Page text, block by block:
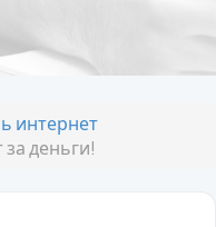
интернет
деньги!